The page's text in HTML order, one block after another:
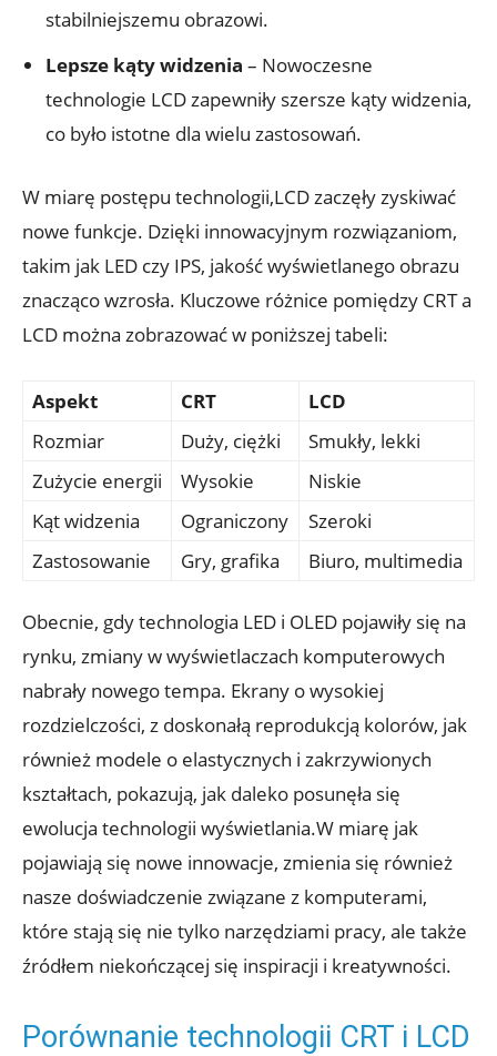
stabilniejszemu obrazowi.
Lepsze kąty widzenia – Nowoczesne
technologie LCD zapewniły szersze kąty widzenia,
co było istotne dla wielu zastosowań.
W miarę postępu technologii,LCD zaczęły zyskiwać
nowe funkcje. Dzięki innowacyjnym rozwiązaniom,
takim jak LED czy IPS, jakość wyświetlanego obrazu
znacząco wzrosła. Kluczowe różnice pomiędzy CRT a
LCD można zobrazować w poniższej tabeli:
Aspekt CRT
LCD
Rozmiar
Duży, ciężki
Smukły, lekki
Zużycie energii
Wysokie
Niskie
Kąt widzenia
Ograniczony
Szeroki
Zastosowanie
Gry, grafika Biuro, multimedia
Obecnie, gdy technologia LED i OLED pojawiły się na
rynku, zmiany w wyświetlaczach komputerowych
nabrały nowego tempa. Ekrany o wysokiej
rozdzielczości, z doskonałą reprodukcją kolorów, jak
również modele o elastycznych i zakrzywionych
kształtach, pokazują, jak daleko posunęła się
ewolucja technologii wyświetlania.W miarę jak
pojawiają się nowe innowacje, zmienia się również
nasze doświadczenie związane z komputerami,
które stają się nie tylko narzędziami pracy, ale także
źródłem niekończącej się inspiracji i kreatywności.
Porównanie technologii CRT i LCD